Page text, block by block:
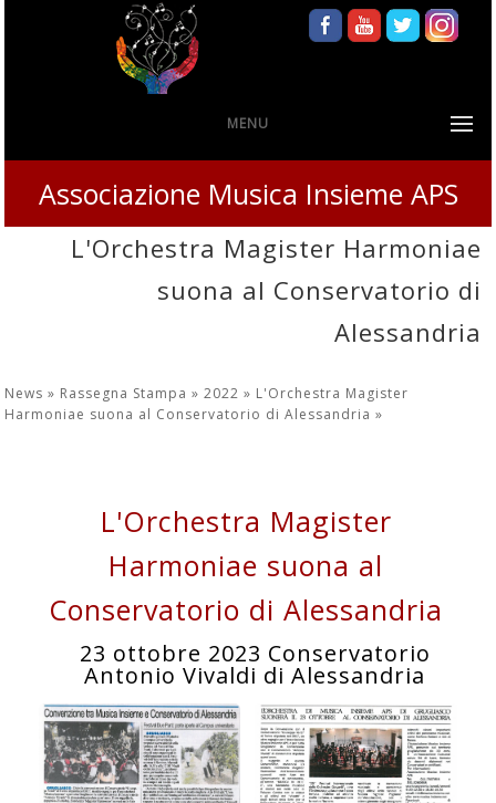
MENU
Associazione Musica Insieme APS
L'Orchestra Magister Harmoniae
suona al Conservatorio di
Alessandria
News » Rassegna Stampa »2022 » L'Orchestra Magister
Harmoniae suona al Conservatorio di Alessandria»
L'Orchestra Magister
Harmoniae suona al
Conservatorio di Alessandria
23 ottobre 2023 Conservatorio
Antonio Vivaldi di Alessandria